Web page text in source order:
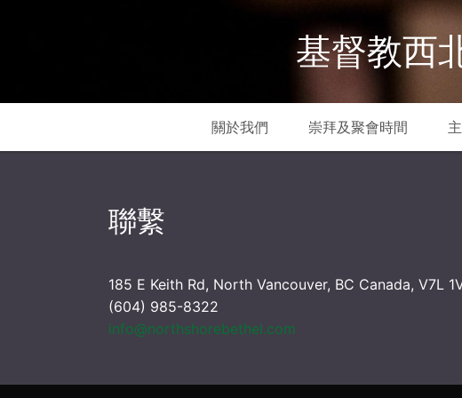
基督教西
關於我們 崇拜及聚會時間
聯繫
185 E Keith Rd, North Vancouver, BC Canada, V7L
(604) 985-8322
info@northshorebethel.com